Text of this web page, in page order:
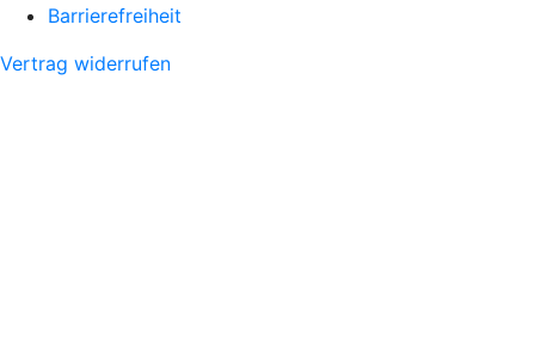
Barrierefreiheit
Vertrag widerrufen